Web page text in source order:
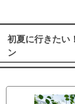
初夏に行きたい
ン